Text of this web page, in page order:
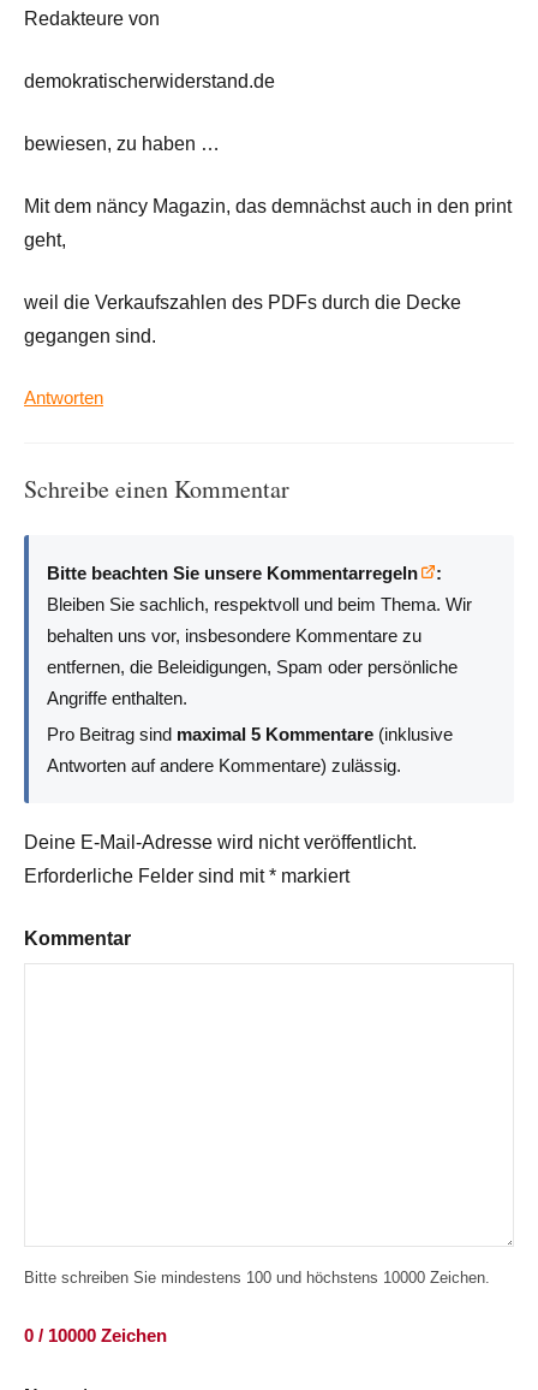
Redakteure von
demokratischerwiderstand.de
bewiesen, zu haben …
Mit dem näncy Magazin, das demnächst auch in den print
geht,
weil die Verkaufszahlen des PDFs durch die Decke
gegangen sind.
Antworten
Schreibe einen Kommentar
Bitte beachten Sie unsere Kommentarregeln
:
Bleiben Sie sachlich, respektvoll und beim Thema. Wir
behalten uns vor, insbesondere Kommentare zu
entfernen, die Beleidigungen, Spam oder persönliche
Angriffe enthalten.
Pro Beitrag sind maximal 5 Kommentare (inklusive
Antworten auf andere Kommentare) zulässig.
Deine E-Mail-Adresse wird nicht veröffentlicht.
Erforderliche Felder sind mit* markiert
Kommentar
Bitte schreiben Sie mindestens 100 und höchstens 10000 Zeichen.
0 / 10000 Zeichen